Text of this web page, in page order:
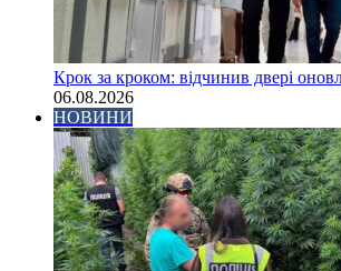
Крок за кроком: відчинив двері
06.08.2026
НОВИНИ